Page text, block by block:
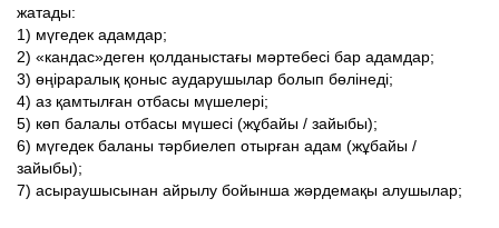
жатады:
1) мүгедек адамдар;
2) «кандас»деген қолданыстағы мәртебесі бар адамдар;
3) өңіраралық қоныс аударушылар болып бөлінеді;
4) аз қамтылған отбасы мүшелері;
5) көп балалы отбасы мүшесі (жұбайы / зайыбы);
6) мүгедек баланы тәрбиелеп отырған адам (жұбайы /
зайыбы);
7) асыраушысынан айрылу бойынша жәрдемақы алушылар;